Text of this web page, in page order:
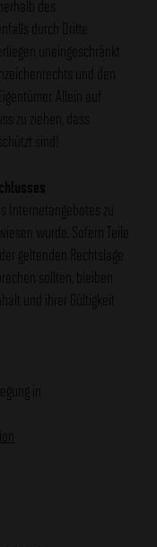
des
durch Dritte
uneingeschränkt
und den
Allein auf
zu ziehen, dass
sind!
Internetangebotes zu
wurde. Sofern Teile
geltenden Rechtslage
sollten, bleiben
und ihrer Gültigkeit
in